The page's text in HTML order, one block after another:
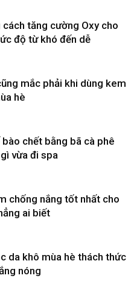
cách tăng cường Oxy cho
độ từ khó đến dễ
mắc phải khi dùng kem
hè
chết bằng bã cà phê
vừa đi spa
chống nắng tốt nhất cho
ai biết
da khô mùa hè thách thức
nóng